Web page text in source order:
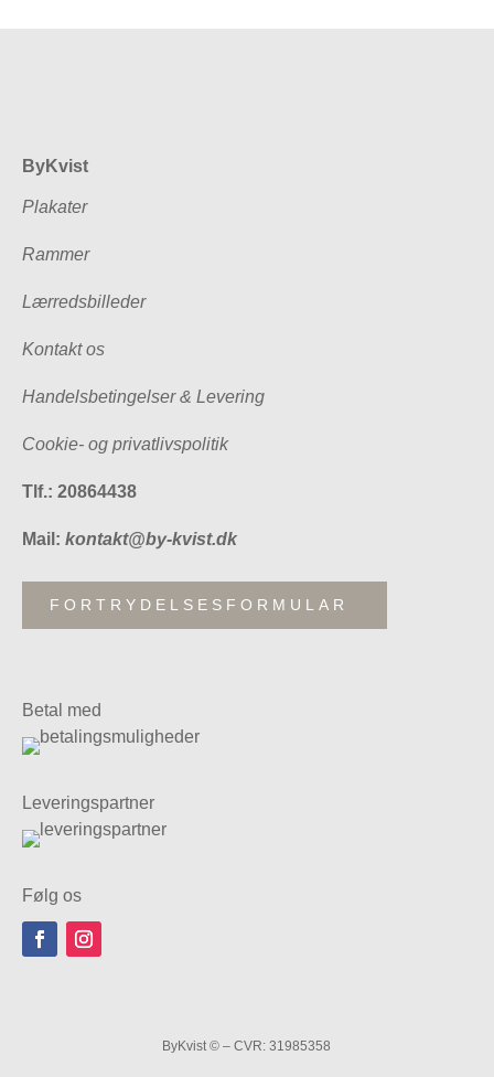
ByKvist
Plakater
Rammer
Lærredsbilleder
Kontakt os
Handelsbetingelser & Levering
Cookie- og privatlivspolitik
Tlf.: 20864438
Mail: kontakt@by-kvist.dk
FORTRYDELSESFORMULAR
Betal med
Leveringspartner
Følg os
ByKvist © – CVR: 31985358